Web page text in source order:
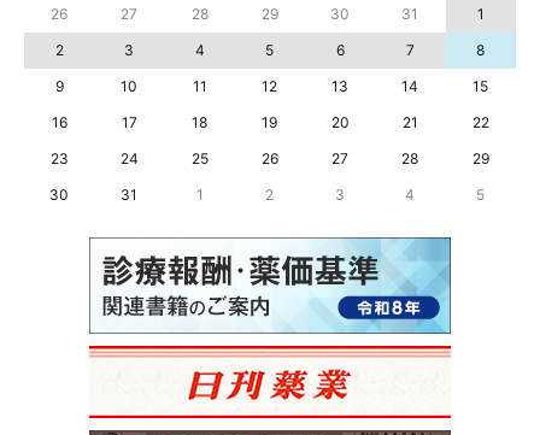
26 27 28 29 30 31
1
2
3 4 5 6 7
8
9
10 11 12 13 14
15
16
17 18 19 20 21
22
23
24 25 26 27 28
29
30
31 1 2 3 4 5